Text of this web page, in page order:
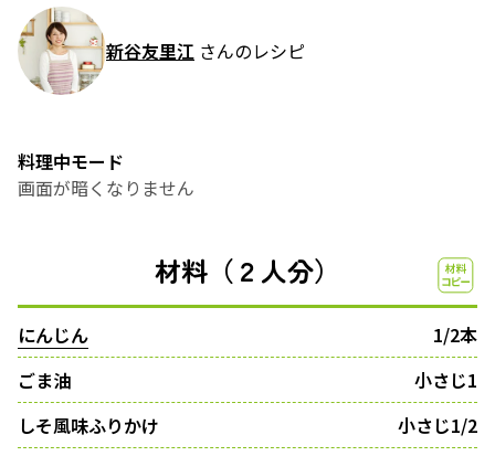
新谷友里江 さんのレシピ
料理中モード
画面が暗くなりません
材料（２人分）
にんじん
1/2本
ごま油
小さじ1
しそ風味ふりかけ
小さじ1/2